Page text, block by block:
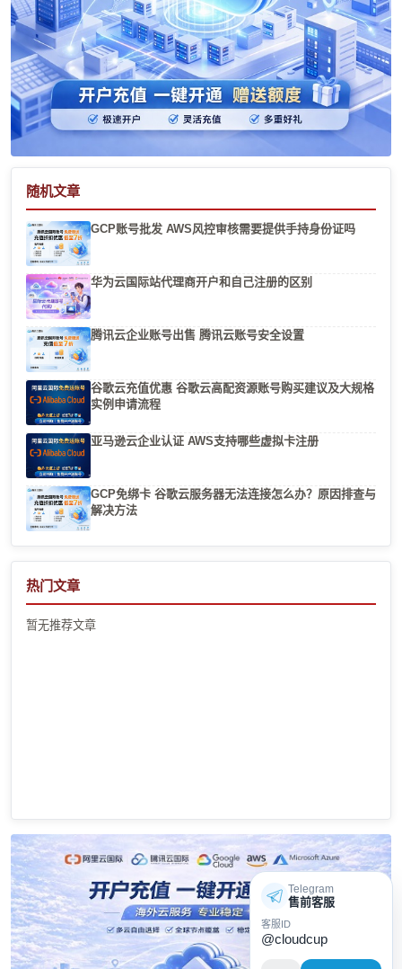
随机文章
GCP账号批发 AWS风控审核需要提供手持身份证吗
华为云国际站代理商开户和自己注册的区别
腾讯云企业账号出售 腾讯云账号安全设置
谷歌云充值优惠 谷歌云高配资源账号购买建议及大规格
实例申请流程
亚马逊云企业认证 AWS支持哪些虚拟卡注册
GCP免绑卡 谷歌云服务器无法连接怎么办？原因排查与
解决方法
热门文章
暂无推荐文章
Telegram
售前客服
客服ID
@cloudcup